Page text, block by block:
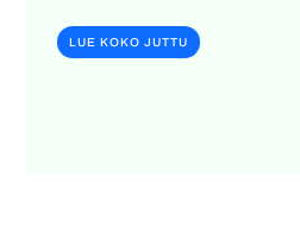
LUE KOKO JUTTU